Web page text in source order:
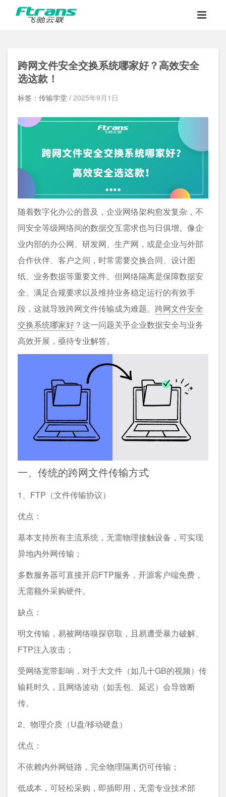
跨网文件安全交换系统哪家好？高效安全
选这款！
标签：传输学堂 / 2025年9月1日
随着数字化办公的普及，企业网络架构愈发复杂，不
同安全等级网络间的数据交互需求也与日俱增。像企
业内部的办公网、研发网、生产网，或是企业与外部
合作伙伴、客户之间，时常需要交换合同、设计图
纸、业务数据等重要文件。但网络隔离是保障数据安
全、满足合规要求以及维持业务稳定运行的有效手
段，这就导致跨网文件传输成为难题。 跨网文件安全
交换系统哪家好？这一问题关乎企业数据安全与业务
高效开展，亟待专业解答。
一、传统的跨网文件传输方式
1、FTP（文件传输协议）
优点：
基本支持所有主流系统，无需物理接触设备，可实现
异地内外网传输；
多数服务器可直接开启FTP服务，开源客户端免费，
无需额外采购硬件。
缺点：
明文传输，易被网络嗅探窃取，且易遭受暴力破解、
FTP注入攻击；
受网络宽带影响，对于大文件（如几十GB的视频）传
输耗时久，且网络波动（如丢包、延迟）会导致断
传。
2、物理介质（U盘/移动硬盘）
优点：
不依赖内外网链路，完全物理隔离仍可传输；
低成本，可轻松采购，即插即用，无需专业技术部